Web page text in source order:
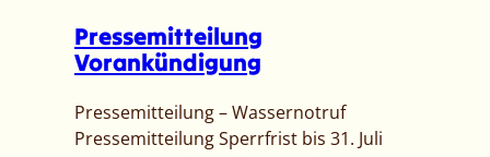
r
e
s
e
Pressemitteilung
Vorankündigung
Pressemitteilung – Wassernotruf
Pressemitteilung Sperrfrist bis 31. Juli